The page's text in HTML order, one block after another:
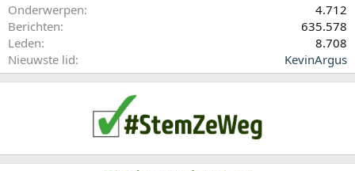
Onderwerpen
4.712
Berichten
635.578
Leden
8.708
Nieuwste lid
KevinArgus